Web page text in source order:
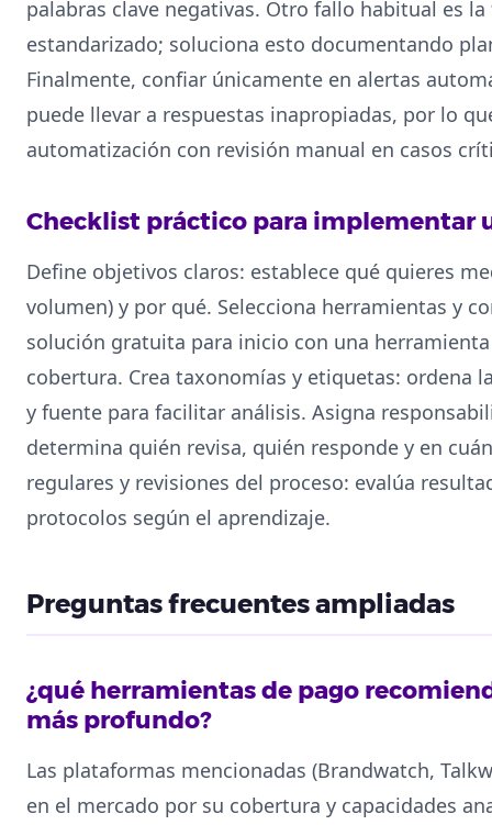
palabras clave negativas. Otro fallo habitual es
estandarizado; soluciona esto documentando
Finalmente, confiar únicamente en alertas
puede llevar a respuestas inapropiadas, por lo
automatización con revisión manual en casos
Checklist práctico para implementar
Define objetivos claros: establece qué quieres
volumen) y por qué. Selecciona herramientas y
solución gratuita para inicio con una
cobertura. Crea taxonomías y etiquetas: ordena
y fuente para facilitar análisis. Asigna
determina quién revisa, quién responde y en
regulares y revisiones del proceso: evalúa
protocolos según el aprendizaje.
Preguntas frecuentes ampliadas
¿qué herramientas de pago
más profundo?
Las plataformas mencionadas (Brandwatch,
en el mercado por su cobertura y capacidades